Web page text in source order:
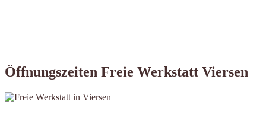
Öffnungszeiten Freie Werkstatt Viersen